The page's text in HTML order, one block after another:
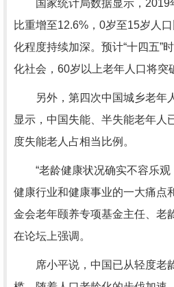
国家统计局数据显示，2019
比重增至12.6%，0岁至15岁人
化程度持续加深。预计“十四五”
化社会，60岁以上老年人口将突
另外，第四次中国城乡老年
显示，中国失能、半失能老年人
度失能老人占相当比例。
“老龄健康状况确实不容乐观
健康行业和健康事业的一大痛点
金会老年颐养专项基金主任、老
在论坛上强调。
席小平说，中国已从轻度老